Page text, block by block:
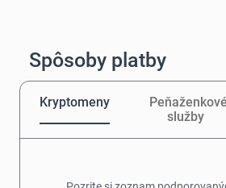
Spôsoby platby
Kryptomeny
Peňaženkové
služby